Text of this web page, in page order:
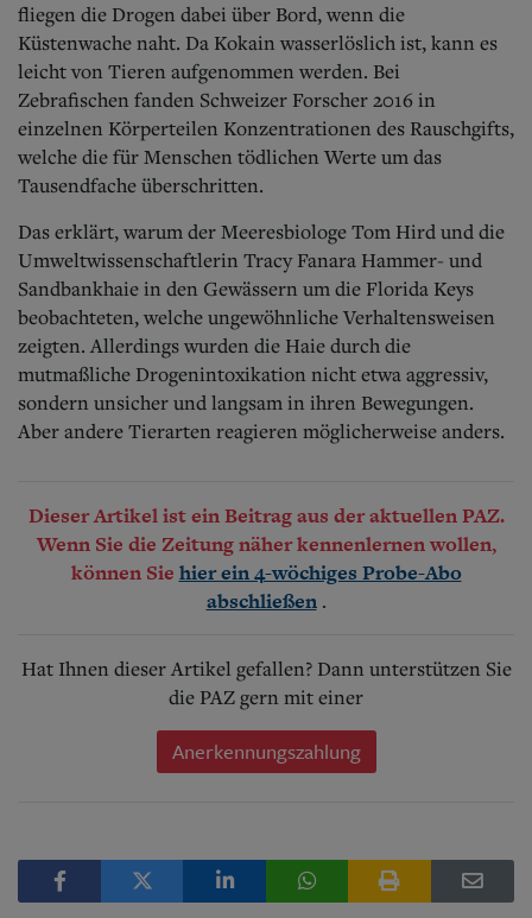
fliegen die Drogen dabei über Bord, wenn die
Küstenwache naht. Da Kokain wasserlöslich ist, kann es
leicht von Tieren aufgenommen werden. Bei
Zebrafischen fanden Schweizer Forscher 2016 in
einzelnen Körperteilen Konzentrationen des Rauschgifts,
welche die für Menschen tödlichen Werte um das
Tausendfache überschritten.
Das erklärt, warum der Meeresbiologe Tom Hird und die
Umweltwissenschaftlerin Tracy Fanara Hammer- und
Sandbankhaie in den Gewässern um die Florida Keys
beobachteten, welche ungewöhnliche Verhaltensweisen
zeigten. Allerdings wurden die Haie durch die
mutmaßliche Drogenintoxikation nicht etwa aggressiv,
sondern unsicher und langsam in ihren Bewegungen.
Aber andere Tierarten reagieren möglicherweise anders.
Dieser Artikel ist ein Beitrag aus der aktuellen PAZ.
Wenn Sie die Zeitung näher kennenlernen wollen,
können Sie hier ein 4-wöchiges Probe-Abo
abschließen .
Hat Ihnen dieser Artikel gefallen? Dann unterstützen Sie
die PAZ gern mit einer
Anerkennungszahlung